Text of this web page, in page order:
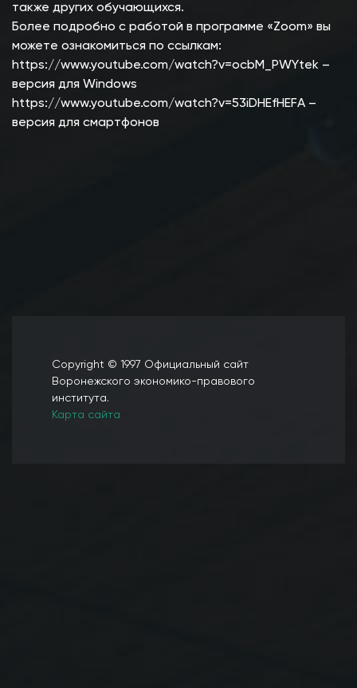
также других обучающихся.
Более подробно с работой в программе «Zoom» вы
можете ознакомиться по ссылкам:
https://www.youtube.com/watch?v=ocbM_PWYtek –
версия для Windows
https://www.youtube.com/watch?v=53iDHEfHEFA –
версия для смартфонов
Copyright © 1997 Официальный сайт
Воронежского экономико-правового
института.
Карта сайта